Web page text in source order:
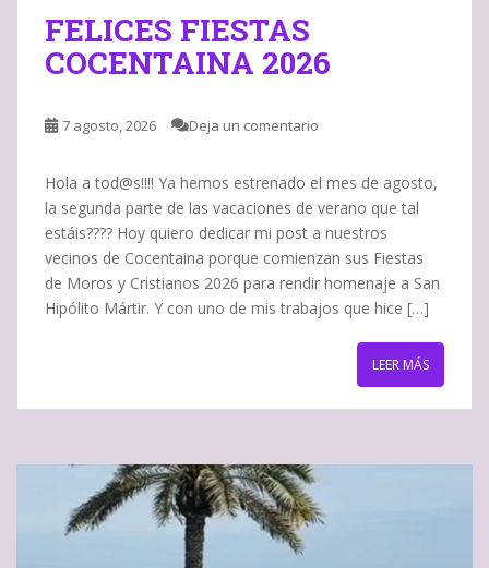
FELICES FIESTAS
COCENTAINA 2026
7 agosto, 2026 Deja un comentario
Hola a tod@s!!!! Ya hemos estrenado el mes de agosto,
la segunda parte de las vacaciones de verano que tal
estáis???? Hoy quiero dedicar mi post a nuestros
vecinos de Cocentaina porque comienzan sus Fiestas
de Moros y Cristianos 2026 para rendir homenaje a San
Hipólito Mártir. Y con uno de mis trabajos que hice […]
LEER MÁS